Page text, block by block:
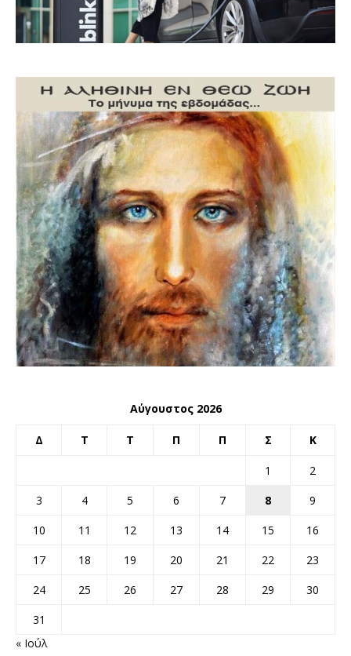
Αύγουστος 2026
Δ Τ Τ Π Π Σ Κ
1
2
3
4 5 6 7 8
9
10
11 12 13 14 15
16
17
18 19 20 21 22
23
24
25 26 27 28 29
30
31
« Ιούλ